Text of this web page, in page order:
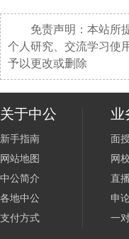
免责声明：本站所
个人研究、交流学习使
予以更改或删除
关于中公
新手指南
网站地图
中公简介
各地中公
支付方式
业
面
网
直
申
一